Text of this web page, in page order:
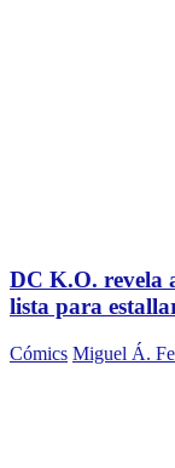
DC K.O. revela
lista para
Cómics Miguel Á.